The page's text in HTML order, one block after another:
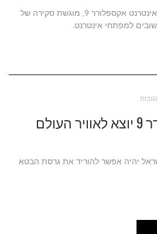
לרגל יציאת גרסת הבטא של אינטרנט אקספלורר 9, מוגשת סקירה של
למפתחי אינטרנט.
אינטרנט אקספלורר 9 יוצא לאוויר העולם
יהיה אפשר להוריד את גרסת הבטא